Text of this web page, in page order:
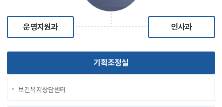
운영지원과 인사과
기획조정실
보건복지상담센터